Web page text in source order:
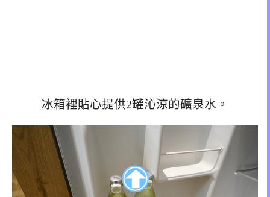
冰箱裡貼心提供2罐沁涼的礦泉水。